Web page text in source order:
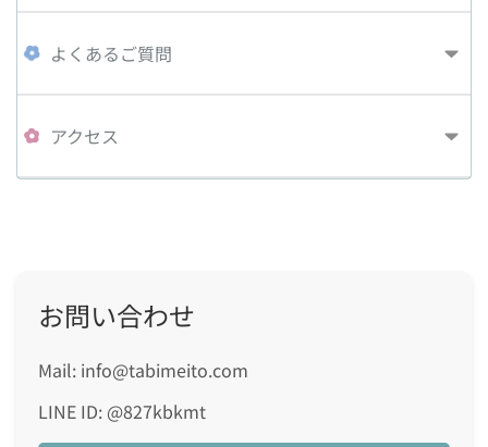
よくあるご質問
アクセス
お問い合わせ
Mail: info@tabimeito.com
LINE ID: @827kbkmt